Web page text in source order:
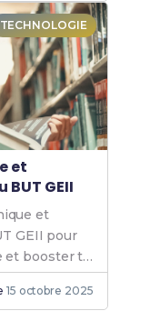
TECHNOLOGIE
et
GEII
et
GEII pour
et booster ta
avancées.
15 octobre 2025